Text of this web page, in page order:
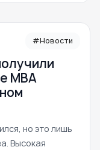
#Новости
MBA
но это лишь
Высокая